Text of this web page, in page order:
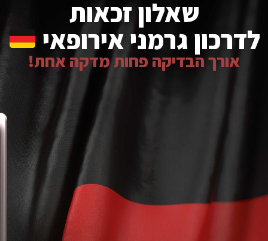
שאלון זכאות
לדרכון גרמני אירופאי
אורך הבדיקה פחות מדקה אחת!